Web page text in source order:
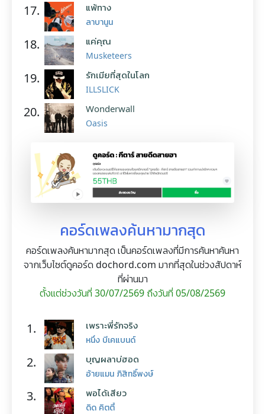
17. แพ้ทาง
ลาบานูน
18. แค่คุณ
Musketeers
19. รักเมียที่สุดในโลก
ILLSLICK
20. Wonderwall
Oasis
คอร์ดเพลงค้นหามากสุด
คอร์ดเพลงค้นหามากสุด เป็นคอร์ดเพลงที่มีการค้นหาค้นหา
จากเว็บไซต์ดูคอร์ด dochord.com มากที่สุดในช่วงสัปดาห์
ที่ผ่านมา
ตั้งแต่ช่วงวันที่ 30/07/2569 ถึงวันที่ 05/08/2569
1. เพราะพี่รักจริง
หนึ่ง บีเคแบนด์
2. บุญผลาบ่ฮอด
อ้ายแมน ภิสิทธิ์พงษ์
3. พอได้เสียว
ดิด คิตตี้